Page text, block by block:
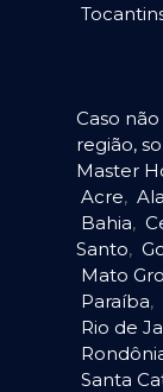
Caso
região,
Master
Acre,
Bahia,
Santo,
Mato
Paraíba,
Rio de
Santa